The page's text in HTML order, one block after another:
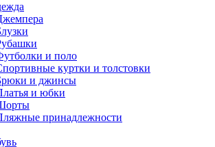
и поло
куртки и толстовки
и джинсы
и юбки
принадлежности